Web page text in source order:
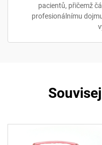
pacientů, přičemž
profesionálnímu